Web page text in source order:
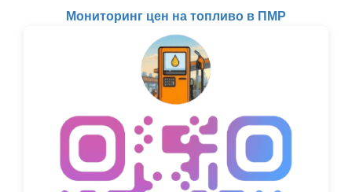
Мониторинг цен на топливо в ПМР